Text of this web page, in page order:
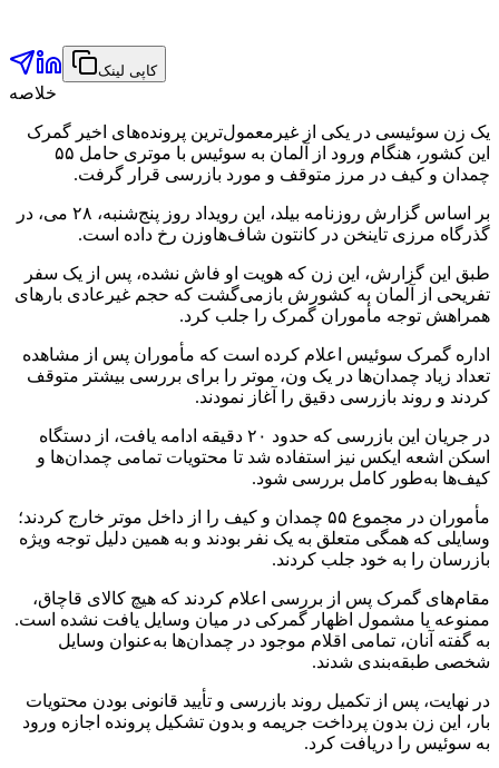
کاپی لینک
خلاصه
یک زن سوئیسی در یکی از غیرمعمول‌ترین پرونده‌های اخیر گمرک
این کشور، هنگام ورود از آلمان به سوئیس با موتری حامل ۵۵
چمدان و کیف در مرز متوقف و مورد بازرسی قرار گرفت.
بر اساس گزارش روزنامه بیلد، این رویداد روز پنج‌شنبه، ۲۸ می، در
گذرگاه مرزی تاینخن در کانتون شاف‌هاوزن رخ داده است.
طبق این گزارش، این زن که هویت او فاش نشده، پس از یک سفر
تفریحی از آلمان به کشورش بازمی‌گشت که حجم غیرعادی بارهای
همراهش توجه مأموران گمرک را جلب کرد.
اداره گمرک سوئیس اعلام کرده است که مأموران پس از مشاهده
تعداد زیاد چمدان‌ها در یک ون، موتر را برای بررسی بیشتر متوقف
کردند و روند بازرسی دقیق را آغاز نمودند.
در جریان این بازرسی که حدود ۲۰ دقیقه ادامه یافت، از دستگاه
اسکن اشعه ایکس نیز استفاده شد تا محتویات تمامی چمدان‌ها و
کیف‌ها به‌طور کامل بررسی شود.
مأموران در مجموع ۵۵ چمدان و کیف را از داخل موتر خارج کردند؛
وسایلی که همگی متعلق به یک نفر بودند و به همین دلیل توجه ویژه
بازرسان را به خود جلب کردند.
مقام‌های گمرک پس از بررسی اعلام کردند که هیچ کالای قاچاق،
ممنوعه یا مشمول اظهار گمرکی در میان وسایل یافت نشده است.
به گفته آنان، تمامی اقلام موجود در چمدان‌ها به‌عنوان وسایل
شخصی طبقه‌بندی شدند.
در نهایت، پس از تکمیل روند بازرسی و تأیید قانونی بودن محتویات
بار، این زن بدون پرداخت جریمه و بدون تشکیل پرونده اجازه ورود
به سوئیس را دریافت کرد.